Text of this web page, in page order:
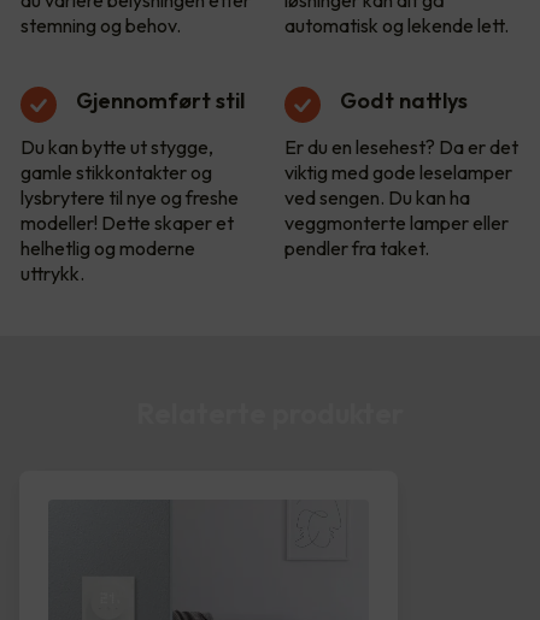
stemning og behov.
automatisk og lekende lett.
Gjennomført stil
Du kan bytte ut stygge,
gamle stikkontakter og
lysbrytere til nye og freshe
modeller! Dette skaper et
helhetlig og moderne
uttrykk.
Godt nattlys
Er du en lesehest? Da er det
viktig med gode leselamper
ved sengen. Du kan ha
veggmonterte lamper eller
pendler fra taket.